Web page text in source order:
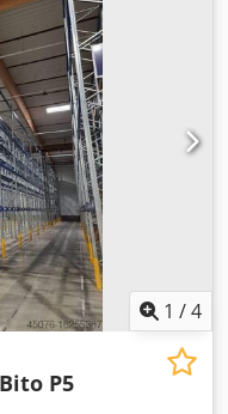
1 /4
P5